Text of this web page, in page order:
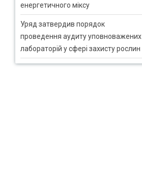
енергетичного міксу
Уряд затвердив порядок
проведення аудиту уповноважених
лабораторій у сфері захисту рослин